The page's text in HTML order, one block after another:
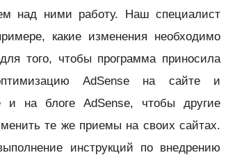
над ними работу. Наш специалист
какие изменения необходимо
того, чтобы программа приносила
AdSense на сайте и
и на блоге AdSense, чтобы другие
те же приемы на своих сайтах.
инструкций по внедрению